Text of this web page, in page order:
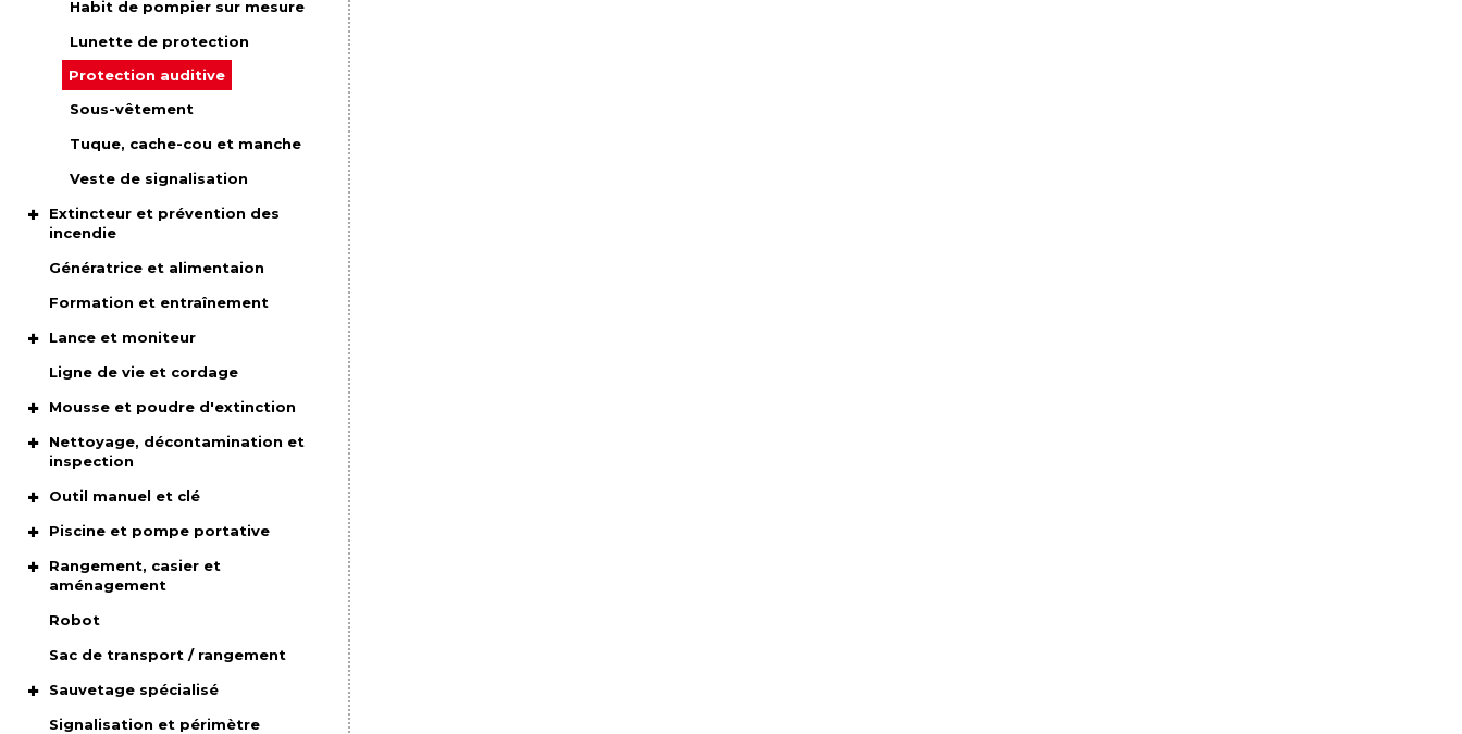
Habit de pompier sur mesure
Lunette de protection
Protection auditive
Sous-vêtement
Tuque, cache-cou et manche
Veste de signalisation
Extincteur et prévention des
incendie
Génératrice et alimentaion
Formation et entraînement
Lance et moniteur
Ligne de vie et cordage
Mousse et poudre d'extinction
Nettoyage, décontamination et
inspection
Outil manuel et clé
Piscine et pompe portative
Rangement, casier et
aménagement
Robot
Sac de transport / rangement
Sauvetage spécialisé
Signalisation et périmètre